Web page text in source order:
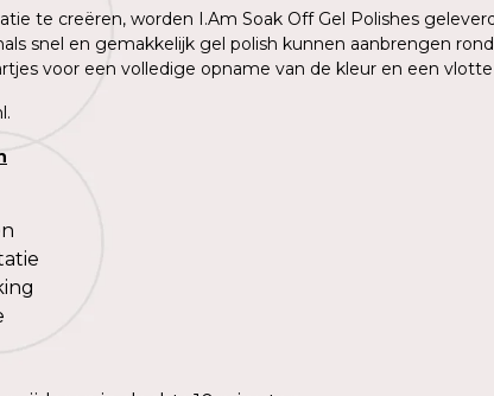
te creëren, worden I.Am Soak Off Gel Polishes
snel en gemakkelijk gel polish kunnen aanbrengen
voor een volledige opname van de kleur en een